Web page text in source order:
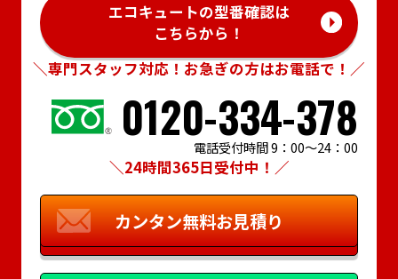
エコキュートの型番確認は
こちらから！
＼専門スタッフ対応！お急ぎの方はお電話で！／
0120-334-378
電話受付時間 9：00～24：00
＼24時間365日受付中！／
カンタン無料お見積り